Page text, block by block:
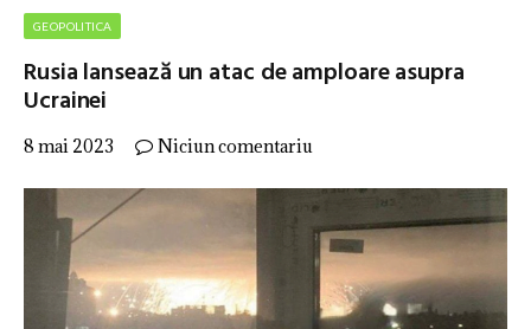
GEOPOLITICA
Rusia lansează un atac de amploare asupra
Ucrainei
8 mai 2023 Niciun comentariu